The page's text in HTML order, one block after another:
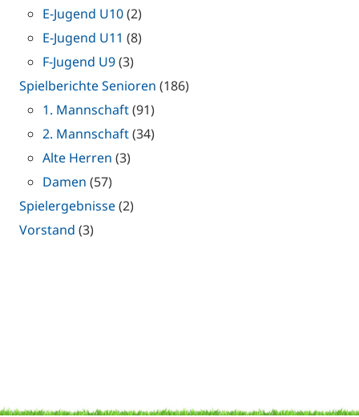
E-Jugend U10(2)
E-Jugend U11 (8)
F-Jugend U9(3)
Spielberichte Senioren (186)
1. Mannschaft(91)
2. Mannschaft(34)
Alte Herren (3)
Damen (57)
Spielergebnisse(2)
Vorstand (3)